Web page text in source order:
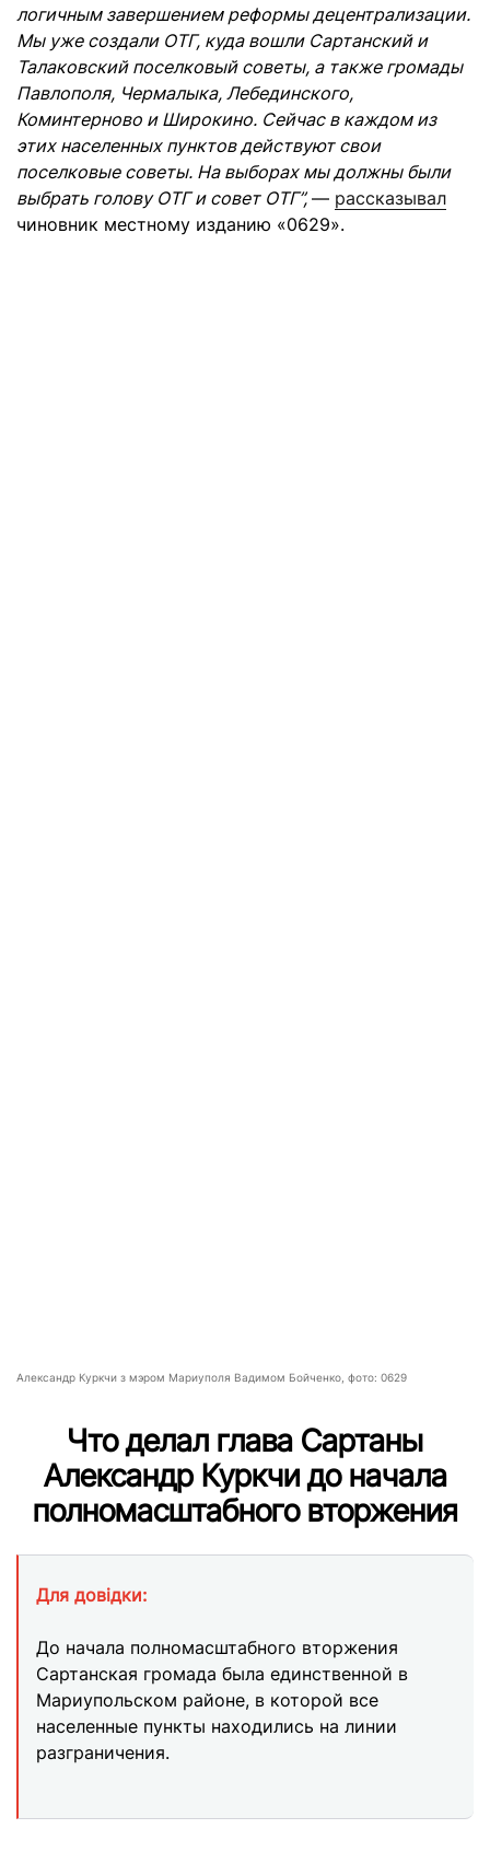
логичным завершением реформы децентрализации.
Мы уже создали ОТГ, куда вошли Сартанский и
Талаковский поселковый советы, а также громады
Павлополя, Чермалыка, Лебединского,
Коминтерново и Широкино. Сейчас в каждом из
этих населенных пунктов действуют свои
поселковые советы. На выборах мы должны были
выбрать голову ОТГ и совет ОТГ”, — рассказывал
чиновник местному изданию «0629».
Александр Куркчи з мэром Мариуполя Вадимом Бойченко, фото: 0629
Что делал глава Сартаны
Александр Куркчи до начала
полномасштабного вторжения
Для довідки:
До начала полномасштабного вторжения
Сартанская громада была единственной в
Мариупольском районе, в которой все
населенные пункты находились на линии
разграничения.